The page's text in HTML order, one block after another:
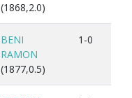
(1868,2.0)
BENI
RAMON
(1877,0.5)
1-0